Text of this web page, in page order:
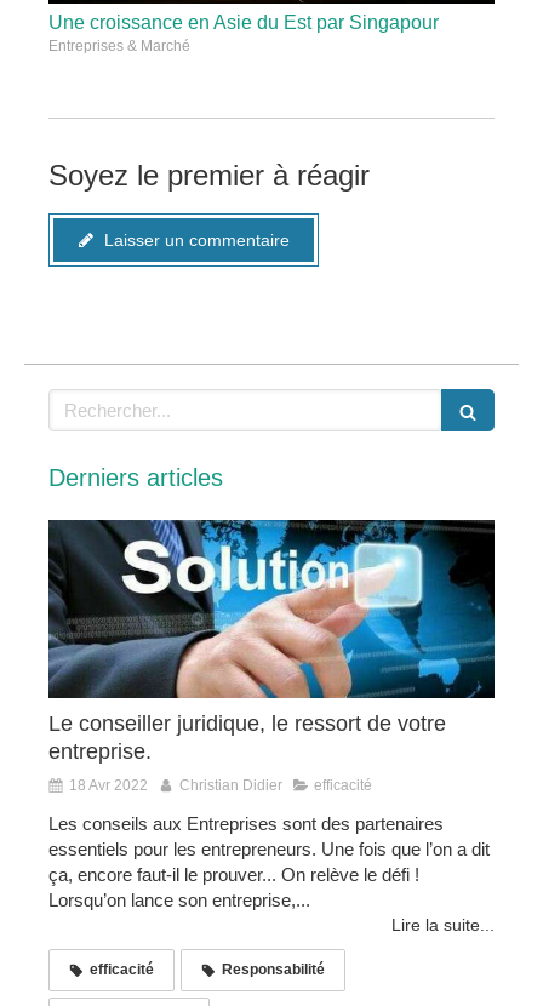
Une croissance en Asie du Est par Singapour
Entreprises & Marché
Soyez le premier à réagir
Laisser un commentaire
Rechercher
Derniers articles
Le conseiller juridique, le ressort de votre
entreprise.
18 Avr 2022 Christian Didier efficacité
Les conseils aux Entreprises sont des partenaires
essentiels pour les entrepreneurs. Une fois que l’on a dit
ça, encore faut-il le prouver... On relève le défi !
Lorsqu’on lance son entreprise,...
Lire la suite...
efficacité Responsabilité